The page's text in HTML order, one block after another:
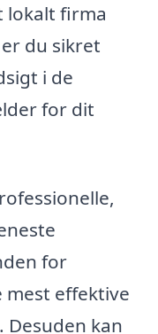
lokalt firma
du sikret
i de
for dit
for
mest effektive
kan